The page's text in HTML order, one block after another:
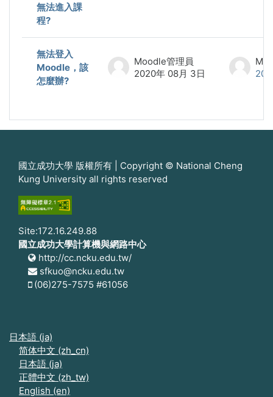
無法進入課
程?
無法登入
Moodle，該
怎麼辦?
Moodle管理員
2020年 08月 3日
國立成功大學 版權所有 | Copyright © National Cheng
Kung University all rights reserved
Site:172.16.249.88
國立成功大學計算機與網路中心
http://cc.ncku.edu.tw/
sfkuo@ncku.edu.tw
(06)275-7575 #61056
日本語 ‎(ja)‎
简体中文 ‎(zh_cn)‎
日本語 ‎(ja)‎
正體中文 ‎(zh_tw)‎
English ‎(en)‎